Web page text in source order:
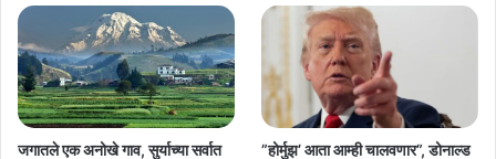
जगातले एक अनोखे गाव, सुर्याच्या सर्वात
”होर्मुझ’ आता आम्ही चालवणार”, डोनाल्ड